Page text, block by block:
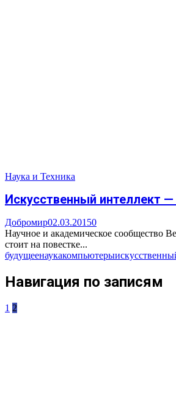
Наука и Техника
Искусственный интеллект
Добромир02.03.20150
Научное и академическое сообщество
стоит на повестке...
будущеенаукакомпьютеры
Навигация по записям
1 2